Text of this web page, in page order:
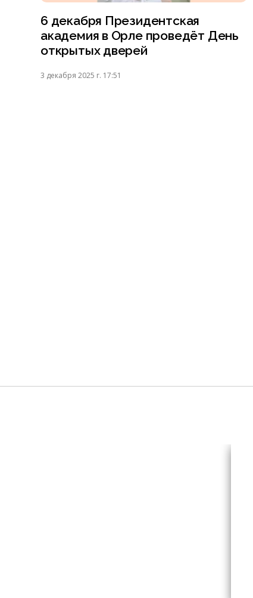
6 декабря Президентская
академия в Орле проведёт День
открытых дверей
3 декабря 2025 г. 17:51